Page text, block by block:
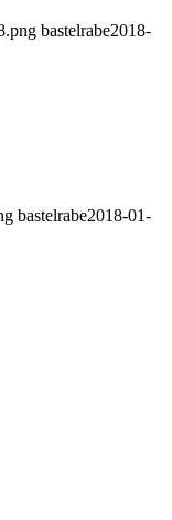
bastelrabe2018-
bastelrabe2018-01-